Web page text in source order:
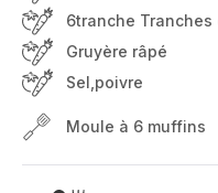
6tranche
Gruyère râpé
Sel,poivre
Moule à 6 muffins